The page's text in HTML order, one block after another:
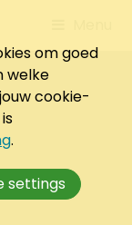
to
om goed
welke
cookie-
.
settings